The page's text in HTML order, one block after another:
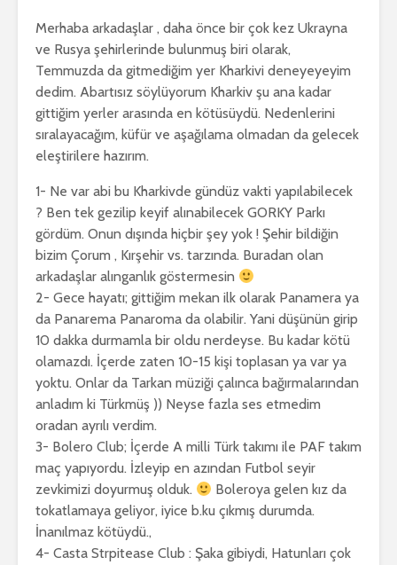
Merhaba arkadaşlar , daha önce bir çok kez Ukrayna
ve Rusya şehirlerinde bulunmuş biri olarak,
Temmuzda da gitmediğim yer Kharkivi deneyeyeyim
dedim. Abartısız söylüyorum Kharkiv şu ana kadar
gittiğim yerler arasında en kötüsüydü. Nedenlerini
sıralayacağım, küfür ve aşağılama olmadan da gelecek
eleştirilere hazırım.
1- Ne var abi bu Kharkivde gündüz vakti yapılabilecek
? Ben tek gezilip keyif alınabilecek GORKY Parkı
gördüm. Onun dışında hiçbir şey yok ! Şehir bildiğin
bizim Çorum , Kırşehir vs. tarzında. Buradan olan
arkadaşlar alınganlık göstermesin
2- Gece hayatı; gittiğim mekan ilk olarak Panamera ya
da Panarema Panaroma da olabilir. Yani düşünün girip
10 dakka durmamla bir oldu nerdeyse. Bu kadar kötü
olamazdı. İçerde zaten 10-15 kişi toplasan ya var ya
yoktu. Onlar da Tarkan müziği çalınca bağırmalarından
anladım ki Türkmüş )) Neyse fazla ses etmedim
oradan ayrılı verdim.
3- Bolero Club; İçerde A milli Türk takımı ile PAF takım
maç yapıyordu. İzleyip en azından Futbol seyir
zevkimizi doyurmuş olduk.
Boleroya gelen kız da
tokatlamaya geliyor, iyice b.ku çıkmış durumda.
İnanılmaz kötüydü.,
4- Casta Strpitease Club : Şaka gibiydi, Hatunları çok